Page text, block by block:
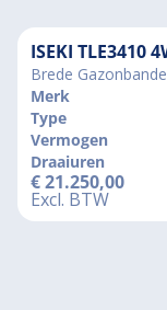
ISEKI TLE3410
Brede
Merk
Type
Vermogen
Draaiuren
€21.250,00
Excl. BTW